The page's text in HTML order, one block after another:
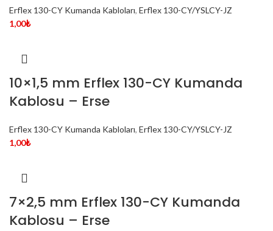
Erflex 130-CY Kumanda Kabloları, Erflex 130-CY/YSLCY-JZ
1,00₺
10×1,5 mm Erflex 130-CY Kumanda
Kablosu – Erse
Erflex 130-CY Kumanda Kabloları, Erflex 130-CY/YSLCY-JZ
1,00₺
7×2,5 mm Erflex 130-CY Kumanda
Kablosu – Erse